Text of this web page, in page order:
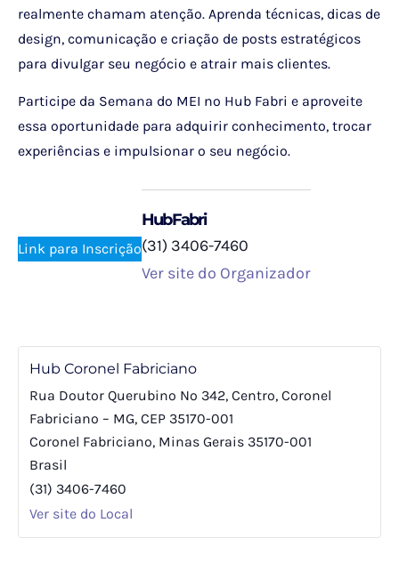
realmente chamam atenção. Aprenda técnicas, dicas de
design, comunicação e criação de posts estratégicos
para divulgar seu negócio e atrair mais clientes.
Participe da Semana do MEI no Hub Fabri e aproveite
essa oportunidade para adquirir conhecimento, trocar
experiências e impulsionar o seu negócio.
Link para Inscrição
HubFabri
(31) 3406-7460
Ver site do Organizador
Hub Coronel Fabriciano
Rua Doutor Querubino Nº 342, Centro, Coronel
Fabriciano – MG, CEP 35170-001
Coronel Fabriciano, Minas Gerais 35170-001
Brasil
(31) 3406-7460
Ver site do Local